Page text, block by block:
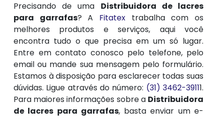
Precisando de uma Distribuidora de lacres
para garrafas? A Fitatex trabalha com os
melhores produtos e serviços, aqui você
encontra tudo o que precisa em um só lugar.
Entre em contato conosco pelo telefone, pelo
email ou mande sua mensagem pelo formulário.
Estamos à disposição para esclarecer todas suas
dúvidas. Ligue através do número: (31) 3462-39111.
Para maiores informações sobre a Distribuidora
de lacres para garrafas, basta enviar um e-